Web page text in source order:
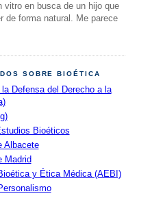
vitro en busca de un hijo que
de forma natural. Me parece
SOBRE BIOÉTICA
Defensa del Derecho a la
Bioéticos
Albacete
Madrid
y Ética Médica (AEBI)